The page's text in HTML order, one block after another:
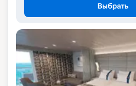
Выбрать